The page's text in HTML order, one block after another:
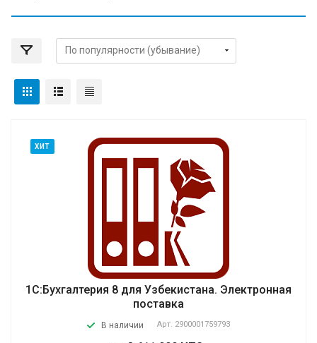
ХИТ
1С:Бухгалтерия 8 для Узбекистана. Электронная
поставка
В наличии Арт. 2900001759793